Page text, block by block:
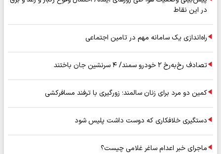
در این نقاط
راه‌اندازی یک سامانه مهم در تامین اجتماعی
تصادف رخ‌به‌رخ ۲ خودرو سمند/ ۴ سرنشین جان باختند
کمین دو مرد برای زنان سالمند؛ زورگیری با ترفند مسافرکشی
دستگیری خلافکاری که دوست داشت پلیس شود
ماجرای خبر اعدام ساغر غلامی چیست؟